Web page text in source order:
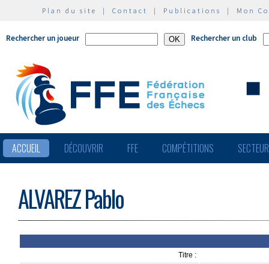
Plan du site | Contact | Publications | Mon
Rechercher un joueur Rechercher un club
ACCUEIL DÉCOUVRIR FFE COMPÉTITIONS
ALVAREZ Pablo
Titre :